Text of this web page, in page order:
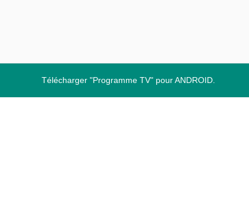
Télécharger "Programme TV" pour ANDROID.